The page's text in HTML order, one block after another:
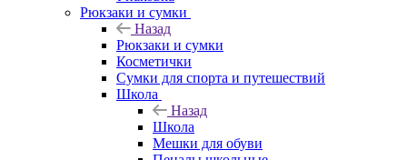
Рюкзаки и сумки
Назад
Рюкзаки и сумки
Косметички
Сумки для спорта и путешествий
Школа
Назад
Школа
Мешки для обуви